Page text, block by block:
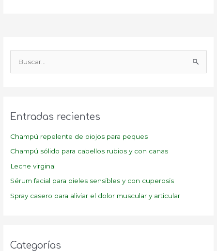
r
p
o
Entradas recientes
Champú repelente de piojos para peques
Champú sólido para cabellos rubios y con canas
Leche virginal
Sérum facial para pieles sensibles y con cuperosis
Spray casero para aliviar el dolor muscular y articular
Categorías